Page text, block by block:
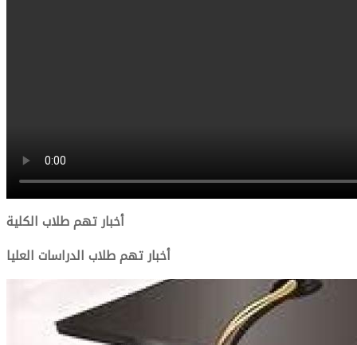
أخبار تهم طلاب الكلية
أخبار تهم طلاب الدراسات العليا